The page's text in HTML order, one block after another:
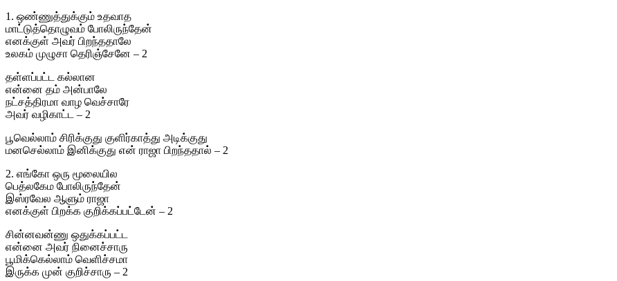
1. ஒண்ணுத்துக்கும் உதவாத
மாட்டுத்தொழுவம் போலிருந்தேன்
எனக்குள் அவர் பிறந்ததாலே
உலகம் முழுசா தெரிஞ்சேனே – 2
தள்ளப்பட்ட கல்லான
என்னை தம் அன்பாலே
நட்சத்திரமா வாழ வெச்சாரே
அவர் வழிகாட்ட – 2
பூவெல்லாம் சிரிக்குது குளிர்காத்து அடிக்குது
மனசெல்லாம் இனிக்குது என் ராஜா பிறந்ததால் – 2
2. எங்கோ ஒரு மூலையில
பெத்லகேம போலிருந்தேன்
இஸ்ரவேல ஆளும் ராஜா
எனக்குள் பிறக்க குறிக்கப்பட்டேன் – 2
சின்னவன்ணு ஒதுக்கப்பட்ட
என்னை அவர் நினைச்சாரு
பூமிக்கெல்லாம் வெளிச்சமா
இருக்க முன் குறிச்சாரு – 2